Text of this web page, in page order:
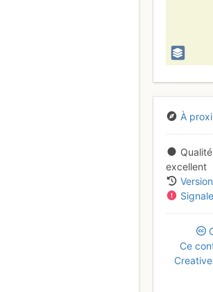
À
excellent
Ce